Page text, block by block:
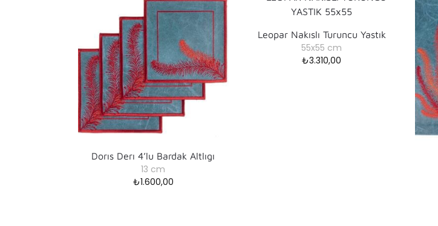
Dorıs Derı 4’lu Bardak Altlıgı
13 cm
₺1.600,00
Leopar Nakıslı Turuncu Yastık
55x55 cm
₺3.310,00